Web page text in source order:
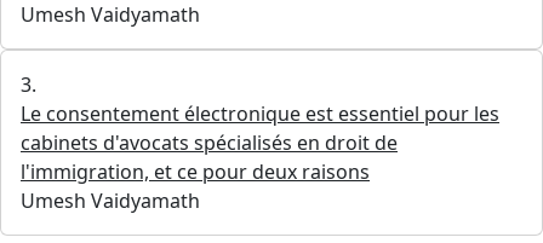
Umesh Vaidyamath
3.
Le consentement électronique est essentiel pour les
cabinets d'avocats spécialisés en droit de
l'immigration, et ce pour deux raisons
Umesh Vaidyamath